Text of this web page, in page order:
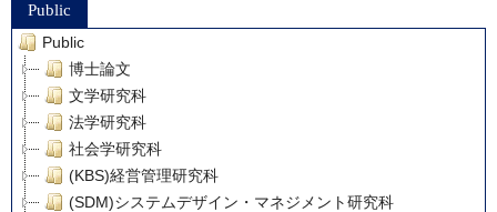
Public
Public
博士論文
文学研究科
法学研究科
社会学研究科
(KBS)経営管理研究科
(SDM)システムデザイン・マネジメント研究科